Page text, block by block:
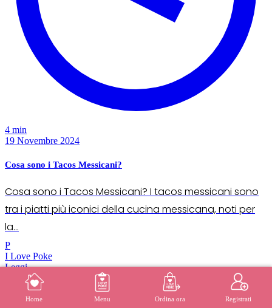
MENU REGISTRATI
4 min
19 Novembre 2024
Cosa sono i Tacos Messicani?
Cosa sono i Tacos Messicani? I tacos messicani sono
tra i piatti più iconici della cucina messicana, noti per
la...
P
I Love Poke
Leggi →
Resta Aggiornato! 🌺
Home Menu Ordina ora Registrati